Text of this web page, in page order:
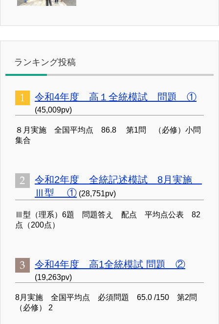
ランキング投稿
令和4年度 高１全統模試 問題 ①
(45,009pv)
８月実施 全国平均点 86.8 第1問 （必修）小問
集合
令和2年度 全統記述模試 8月実施
Ⅲ型 ① (28,751pv)
Ⅲ型（理系）6題 問題答え 配点 平均点公表 82
点（200点）
令和4年度 高1全統模試 問題 ②
(19,263pv)
8月実施 全国平均点 必須問題 65.0 /150 第2問
（必修） 2